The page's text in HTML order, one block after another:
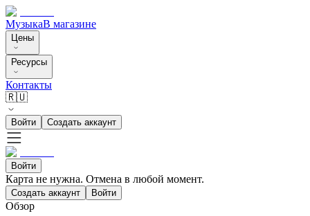
МузыкаВ магазине
Цены
Ресурсы
Контакты
🇷🇺
Войти Создать аккаунт
Войти
Карта не нужна. Отмена в любой момент.
Создать аккаунт Войти
Обзор